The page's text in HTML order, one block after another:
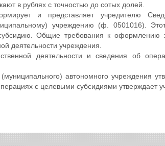
в рублях с точностью до сотых долей.
и представляет учредителю
учреждению (ф. 0501016).
Общие требования к оформлению
деятельности учреждения.
деятельности и сведения об
(муниципального) автономного учреждения
с целевыми субсидиями утверждает